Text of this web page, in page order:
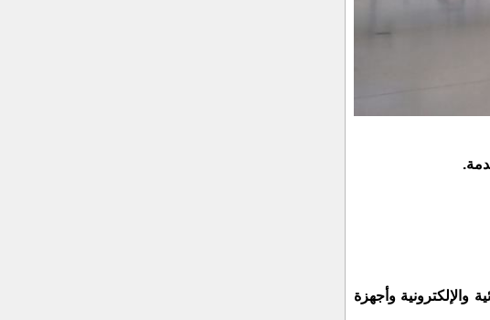
والإلكترونية وأجهزة